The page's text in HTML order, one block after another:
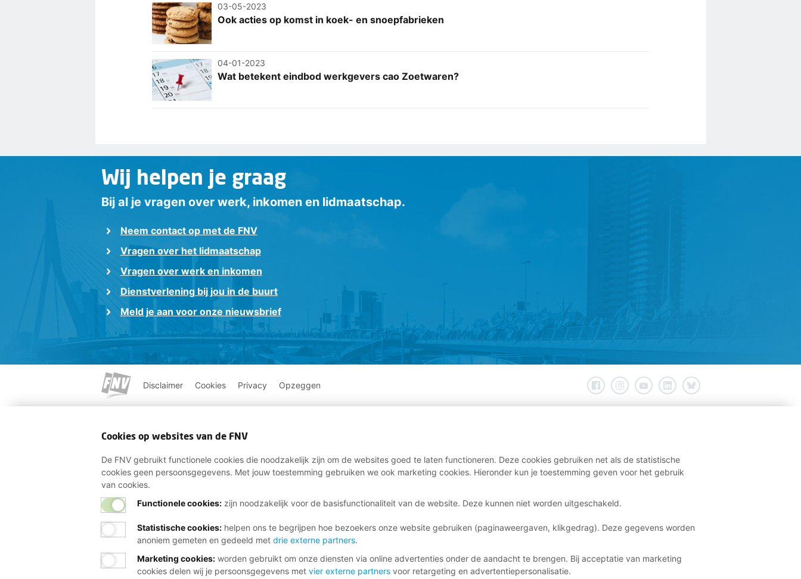
03-05-2023
Ook acties op komst in koek- en snoepfabrieken
04-01-2023
Wat betekent eindbod werkgevers cao Zoetwaren?
Wij helpen je graag
Bij al je vragen over werk, inkomen en lidmaatschap.
Neem contact op met de FNV
Vragen over het lidmaatschap
Vragen over werk en inkomen
Dienstverlening bij jou in de buurt
Meld je aan voor onze nieuwsbrief
Disclaimer Cookies Privacy Opzeggen
Cookies op websites van de FNV
De FNV gebruikt functionele cookies die noodzakelijk zijn om de websites goed te laten functioneren. Deze cookies gebruiken net als de statistische
cookies geen persoonsgegevens. Met jouw toestemming gebruiken we ook marketing cookies. Hieronder kun je toestemming geven voor het gebruik
van cookies.
Functionele cookies:zijn noodzakelijk voor de basisfunctionaliteit van de website. Deze kunnen niet worden uitgeschakeld.
Statistische cookies: helpen ons te begrijpen hoe bezoekers onze website gebruiken (paginaweergaven, klikgedrag). Deze gegevens worden
anoniem gemeten en gedeeld met drie externe partners.
Marketing cookies: worden gebruikt om onze diensten via online advertenties onder de aandacht te brengen. Bij acceptatie van marketing
cookies delen wij je persoonsgegevens met vier externe partnersvoor retargeting en advertentiepersonalisatie.